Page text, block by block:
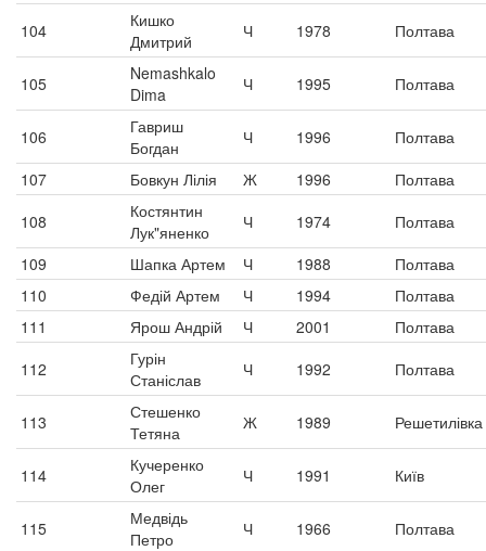
104
Кишко
Дмитрий
Ч 1978 Полтава
105
Nemashkalo
Dima
Ч 1995 Полтава
106
Гавриш
Богдан
Ч 1996
Полтава
107
Бовкун Лілія Ж 1996
Полтава
108
Костянтин
Лук"яненко
Ч 1974
Полтава
109
Шапка Артем Ч 1988
Полтава
110
Федій Артем Ч 1994
Полтава
111
Ярош Андрій Ч 2001
Полтава
112
Гурін
Станіслав
Ч 1992 Полтава
113
Стешенко
Тетяна
Ж 1989 Решетилівка
114
Кучеренко
Олег
Ч 1991 Київ
115
Медвідь
Петро
Ч 1966 Полтава